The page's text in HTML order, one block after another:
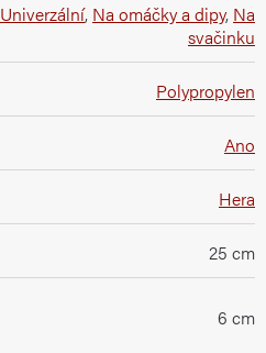
Univerzální, Na omáčky a dipy, Na
svačinku
Polypropylen
Ano
Hera
25 cm
6 cm